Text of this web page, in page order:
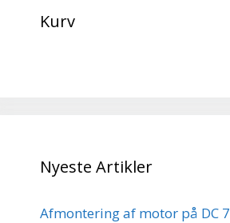
Kurv
Nyeste Artikler
Afmontering af motor på DC 7